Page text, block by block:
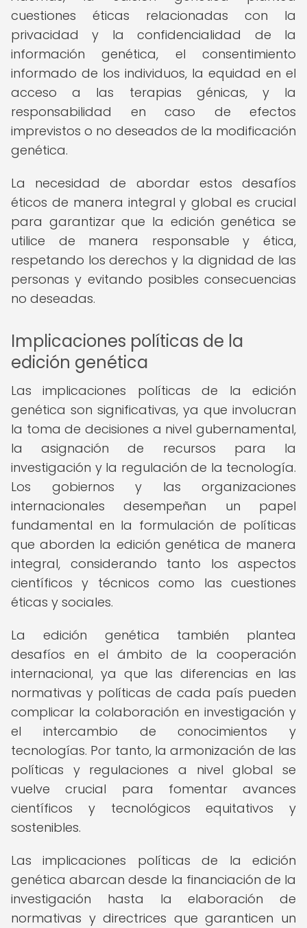
cuestiones éticas relacionadas con la
privacidad y la confidencialidad de la
información genética, el consentimiento
informado de los individuos, la equidad en el
acceso a las terapias génicas, y la
responsabilidad en caso de efectos
imprevistos o no deseados de la modificación
genética.
La necesidad de abordar estos desafíos
éticos de manera integral y global es crucial
para garantizar que la edición genética se
utilice de manera responsable y ética,
respetando los derechos y la dignidad de las
personas y evitando posibles consecuencias
no deseadas.
Implicaciones políticas de la
edición genética
Las implicaciones políticas de la edición
genética son significativas, ya que involucran
la toma de decisiones a nivel gubernamental,
la asignación de recursos para la
investigación y la regulación de la tecnología.
Los gobiernos y las organizaciones
internacionales desempeñan un papel
fundamental en la formulación de políticas
que aborden la edición genética de manera
integral, considerando tanto los aspectos
científicos y técnicos como las cuestiones
éticas y sociales.
La edición genética también plantea
desafíos en el ámbito de la cooperación
internacional, ya que las diferencias en las
normativas y políticas de cada país pueden
complicar la colaboración en investigación y
el intercambio de conocimientos y
tecnologías. Por tanto, la armonización de las
políticas y regulaciones a nivel global se
vuelve crucial para fomentar avances
científicos y tecnológicos equitativos y
sostenibles.
Las implicaciones políticas de la edición
genética abarcan desde la financiación de la
investigación hasta la elaboración de
normativas y directrices que garanticen un